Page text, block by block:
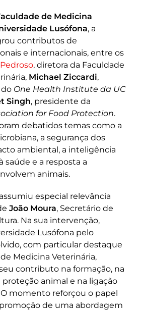
de Medicina
Lusófona, a
contributos de
e internacionais, entre os
, diretora da Faculdade
Michael Ziccardi,
One Health Institute da UC
Singh, presidente da
for Food Protection.
debatidos temas como a
a segurança dos
ambiental, a inteligência
saúde e a resposta a
animais.
especial relevância
João Moura, Secretário de
Na sua intervenção,
Lusófona pelo
com particular destaque
Medicina Veterinária,
contributo na formação, na
animal e na ligação
momento reforçou o papel
de uma abordagem